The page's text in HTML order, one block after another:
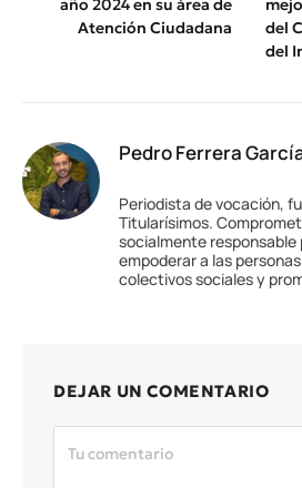
año 2024 en su área de
Atención Ciudadana
del
del
Pedro Ferrera
Periodista de vocación,
Titularísimos.
socialmente responsable
empoderar a las
colectivos sociales y
DEJAR UN COMENTARIO